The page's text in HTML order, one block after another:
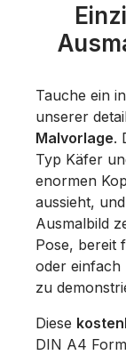
Tauche ein
unserer
Malvorlage.
Typ Käfer
enormen
aussieht,
Ausmalbild
Pose, bereit
oder einfach
zu
Diese
DIN A4